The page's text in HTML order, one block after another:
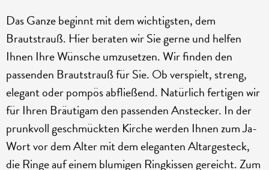
Das Ganze beginnt mit dem wichtigsten, dem
Brautstrauß. Hier beraten wir Sie gerne und helfen
Ihnen Ihre Wünsche umzusetzen. Wir finden den
passenden Brautstrauß für Sie. Ob verspielt, streng,
elegant oder pompös abfließend. Natürlich fertigen wir
für Ihren Bräutigam den passenden Anstecker. In der
prunkvoll geschmückten Kirche werden Ihnen zum Ja-
Wort vor dem Alter mit dem eleganten Altargesteck,
die Ringe auf einem blumigen Ringkissen gereicht. Zum